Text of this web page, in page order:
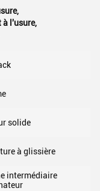
,
à l'usure,
solide
à glissière
intermédiaire